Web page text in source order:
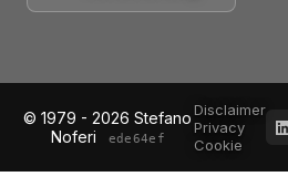
© 1979 - 2026 Stefano
Noferi
ede64ef
Disclaimer
Privacy
Cookie